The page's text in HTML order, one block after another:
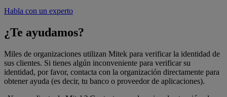
Habla con un experto
¿Te ayudamos?
Miles de organizaciones utilizan Mitek para verificar la identidad de
sus clientes. Si tienes algún inconveniente para verificar su
identidad, por favor, contacta con la organización directamente para
obtener ayuda (es decir, tu banco o proveedor de aplicaciones).